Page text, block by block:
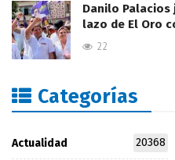
Danilo
lazo de El Oro
22
Categorías
Actualidad 20368